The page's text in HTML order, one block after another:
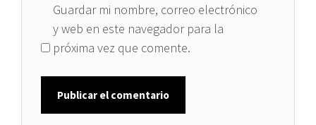
Guardar mi nombre, correo electrónico
y web en este navegador para la
próxima vez que comente.